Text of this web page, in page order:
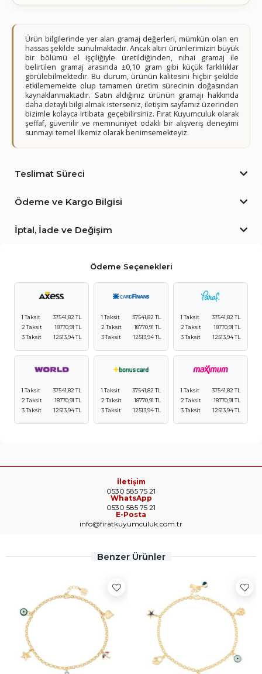
Ürün bilgilerinde yer alan gramaj değerleri, mümkün olan en
hassas şekilde sunulmaktadır. Ancak altın ürünlerimizin büyük
bir bölümü el işçiliğiyle üretildiğinden, nihai gramaj ile
belirtilen gramaj arasında ±0,10 gram gibi küçük farklılıklar
görülebilmektedir. Bu durum, ürünün kalitesini hiçbir şekilde
etkilememekte olup tamamen üretim sürecinin doğasından
kaynaklanmaktadır. Satın aldığınız ürünün gramajı hakkında
daha detaylı bilgi almak isterseniz, iletişim sayfamız üzerinden
bizimle kolayca irtibata geçebilirsiniz. Fırat Kuyumculuk olarak
şeffaf, güvenilir ve memnuniyet odaklı bir alışveriş deneyimi
sunmayı temel ilkemiz olarak benimsemekteyiz.
Teslimat Süreci
Ödeme ve Kargo Bilgisi
İptal, İade ve Değişim
Ödeme Seçenekleri
1 Taksit
37541,82 TL
2 Taksit
18770,91 TL
3 Taksit
12513,94 TL
1 Taksit
37541,82 TL
2 Taksit
18770,91 TL
3 Taksit
12513,94 TL
1 Taksit
37541,82 TL
2 Taksit
18770,91 TL
3 Taksit
12513,94 TL
1 Taksit
37541,82 TL
2 Taksit
18770,91 TL
3 Taksit
12513,94 TL
1 Taksit
37541,82 TL
2 Taksit
18770,91 TL
3 Taksit
12513,94 TL
1 Taksit
37541,82 TL
2 Taksit
18770,91 TL
3 Taksit
12513,94 TL
İletişim
0530 585 75 21
WhatsApp
0530 585 75 21
E-Posta
info@firatkuyumculuk.com.tr
Benzer Ürünler